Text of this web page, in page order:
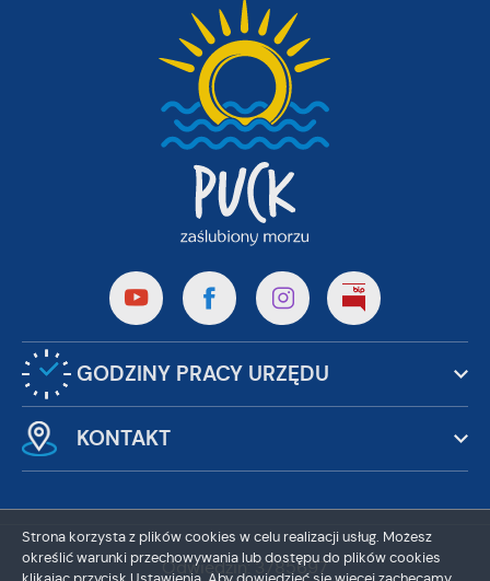
GODZINY PRACY URZĘDU
KONTAKT
Odwiedzin: 3785697
Strona korzysta z plików cookies w celu realizacji usług. Możesz
określić warunki przechowywania lub dostępu do plików cookies